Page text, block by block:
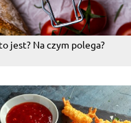
jest? Na czym polega?